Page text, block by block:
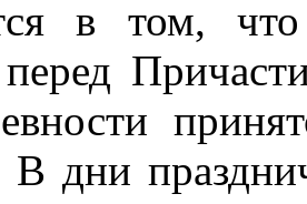
в том,
перед
В дни